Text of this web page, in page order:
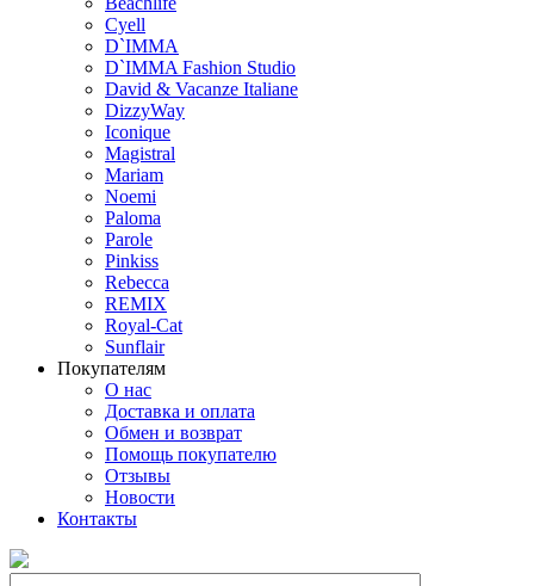
Cyell
D`IMMA
D`IMMA Fashion Studio
David & Vacanze Italiane
DizzyWay
Iconique
Magistral
Mariam
Noemi
Paloma
Parole
Pinkiss
Rebecca
REMIX
Royal-Cat
Sunflair
Покупателям
О нас
Доставка и оплата
Обмен и возврат
Помощь покупателю
Отзывы
Новости
Контакты